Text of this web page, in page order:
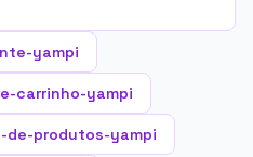
yampi
carrinho-yampi
de-produtos-yampi